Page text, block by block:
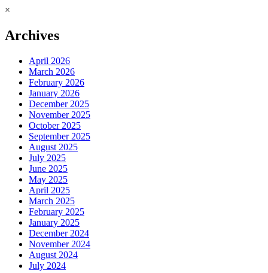
×
Archives
April 2026
March 2026
February 2026
January 2026
December 2025
November 2025
October 2025
September 2025
August 2025
July 2025
June 2025
May 2025
April 2025
March 2025
February 2025
January 2025
December 2024
November 2024
August 2024
July 2024